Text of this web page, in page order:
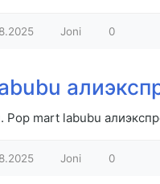
Joni 0
Pop mart labubu
Joni 0